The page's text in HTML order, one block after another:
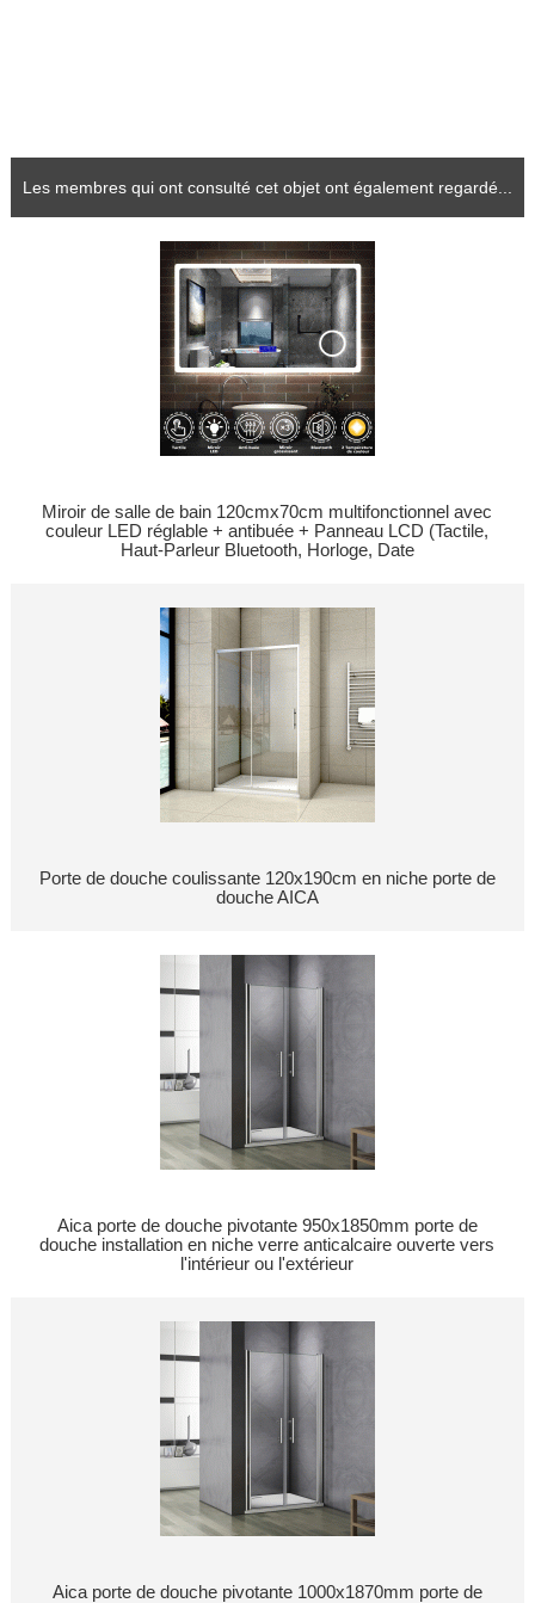
Les membres qui ont consulté cet objet ont également regardé...
Miroir de salle de bain 120cmx70cm multifonctionnel avec
couleur LED réglable + antibuée + Panneau LCD (Tactile,
Haut-Parleur Bluetooth, Horloge, Date
Porte de douche coulissante 120x190cm en niche porte de
douche AICA
Aica porte de douche pivotante 950x1850mm porte de
douche installation en niche verre anticalcaire ouverte vers
l'intérieur ou l'extérieur
Aica porte de douche pivotante 1000x1870mm porte de